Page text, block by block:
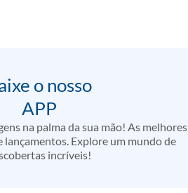
o nosso
APP
na palma da sua mão! As melhores
lançamentos. Explore um mundo de
incríveis!